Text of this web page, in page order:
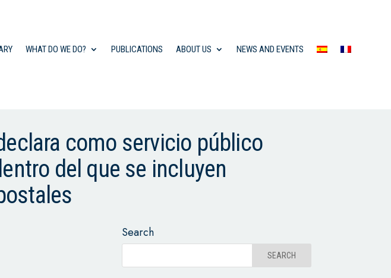
WHAT DO WE DO? PUBLICATIONS ABOUT US NEWS AND EVENTS
como servicio público
del que se incluyen
Search